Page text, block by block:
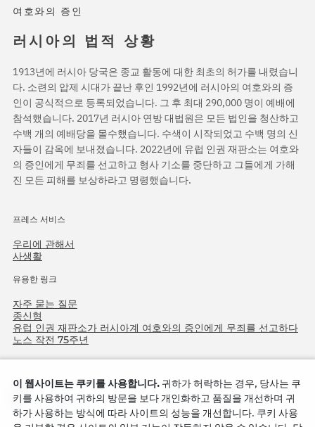
여호와의 증인
러시아의 법적 상황
1913년에 러시아 당국은 종교 활동에 대한 최초의 허가를 내렸습니
다. 소련의 압제 시대가 끝난 후인 1992년에 러시아의 여호와의 증
인이 공식적으로 등록되었습니다. 그 후 최대 290,000 명이 예배에
참석했습니다. 2017년 러시아 연방 대법원은 모든 법인을 청산하고
수백 개의 예배당을 몰수했습니다. 수색이 시작되었고 수백 명의 신
자들이 감옥에 보내졌습니다. 2022년에 유럽 인권 재판소는 여호와
의 증인에게 무죄를 선고하고 형사 기소를 중단하고 그들에게 가해
진 모든 피해를 보상하라고 명령했습니다.
프레스 서비스
우리에 관해서
사생활
유용한 링크
자주 묻는 질문
종신형
유럽 인권 재판소가 러시아계 여호와의 증인에게 무죄를 선고하다
노스 작전 75주년
이 웹사이트는 쿠키를 사용합니다. 귀하가 허락하는 경우, 당사는 쿠
키를 사용하여 귀하의 방문을 보다 개인화하고 품질을 개선하며 귀
하가 사용하는 방식에 따라 사이트의 성능을 개선합니다. 쿠키 사용